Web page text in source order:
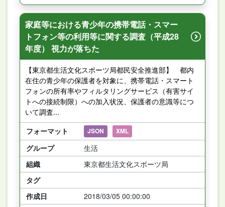
家庭等における青少年の携帯電話・スマー
トフォン等の利用等に関する調査（平成28
年度） 視力が落ちた
【東京都生活文化スポーツ局都民安全推進部】 都内
在住の青少年の保護者を対象に、携帯電話・スマート
フォンの所有率やフィルタリングサービス（有害サイ
トへの接続制限）への加入状況、保護者の意識等につ
いて調査...
フォーマット
JSON XML
グループ
生活
組織
東京都生活文化スポーツ局
タグ
作成日
2018/03/05 00:00:00